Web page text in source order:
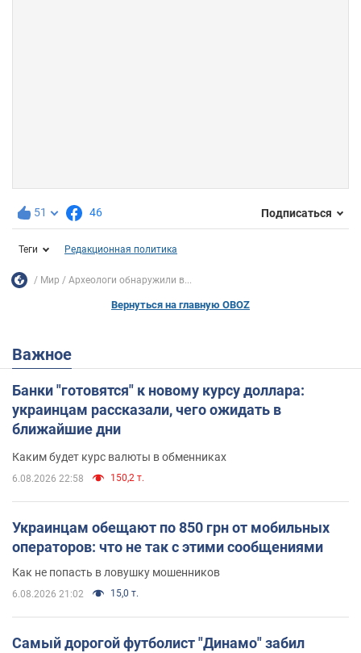
51 46 Подписаться
Теги Редакционная политика
Мир Археологи обнаружили в...
Вернуться на главную OBOZ
Важное
Банки "готовятся" к новому курсу доллара:
украинцам рассказали, чего ожидать в
ближайшие дни
Каким будет курс валюты в обменниках
6.08.2026 22:58 150,2 т.
Украинцам обещают по 850 грн от мобильных
операторов: что не так с этими сообщениями
Как не попасть в ловушку мошенников
6.08.2026 21:02 15,0 т.
Самый дорогой футболист "Динамо" забил